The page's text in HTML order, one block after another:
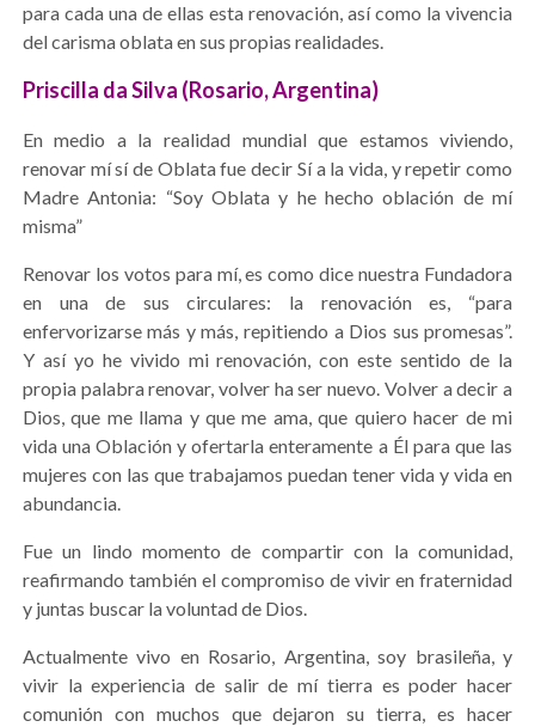
para cada una de ellas esta renovación, así como la vivencia
del carisma oblata en sus propias realidades.
Priscilla da Silva (Rosario, Argentina)
En medio a la realidad mundial que estamos viviendo,
renovar mí sí de Oblata fue decir Sí a la vida, y repetir como
Madre Antonia: “Soy Oblata y he hecho oblación de mí
misma”
Renovar los votos para mí, es como dice nuestra Fundadora
en una de sus circulares: la renovación es, “para
enfervorizarse más y más, repitiendo a Dios sus promesas”.
Y así yo he vivido mi renovación, con este sentido de la
propia palabra renovar, volver ha ser nuevo. Volver a decir a
Dios, que me llama y que me ama, que quiero hacer de mi
vida una Oblación y ofertarla enteramente a Él para que las
mujeres con las que trabajamos puedan tener vida y vida en
abundancia.
Fue un lindo momento de compartir con la comunidad,
reafirmando también el compromiso de vivir en fraternidad
y juntas buscar la voluntad de Dios.
Actualmente vivo en Rosario, Argentina, soy brasileña, y
vivir la experiencia de salir de mí tierra es poder hacer
comunión con muchos que dejaron su tierra, es hacer